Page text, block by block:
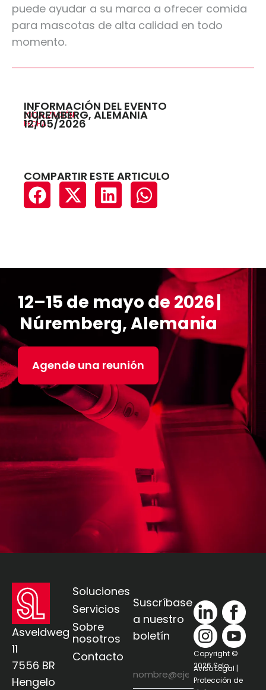
puede ayudar a su marca a ofrecer comida
para mascotas de alta calidad en todo
momento.
INFORMACIÓN DEL EVENTO
LOCALIZACIÓN
NÚREMBERG, ALEMANIA
FECHA
12/05/2026
COMPARTIR ESTE ARTICULO
12–15 de mayo de 2026 |
Núremberg, Alemania
Agende una reunión
Asveldweg
11
7556 BR
Hengelo
Soluciones
Servicios
Sobre
nosotros
Contacto
Suscríbase
a nuestro
boletín
electrónico
Copyright ©
2026 Selo.
Aviso Legal |
Protección de